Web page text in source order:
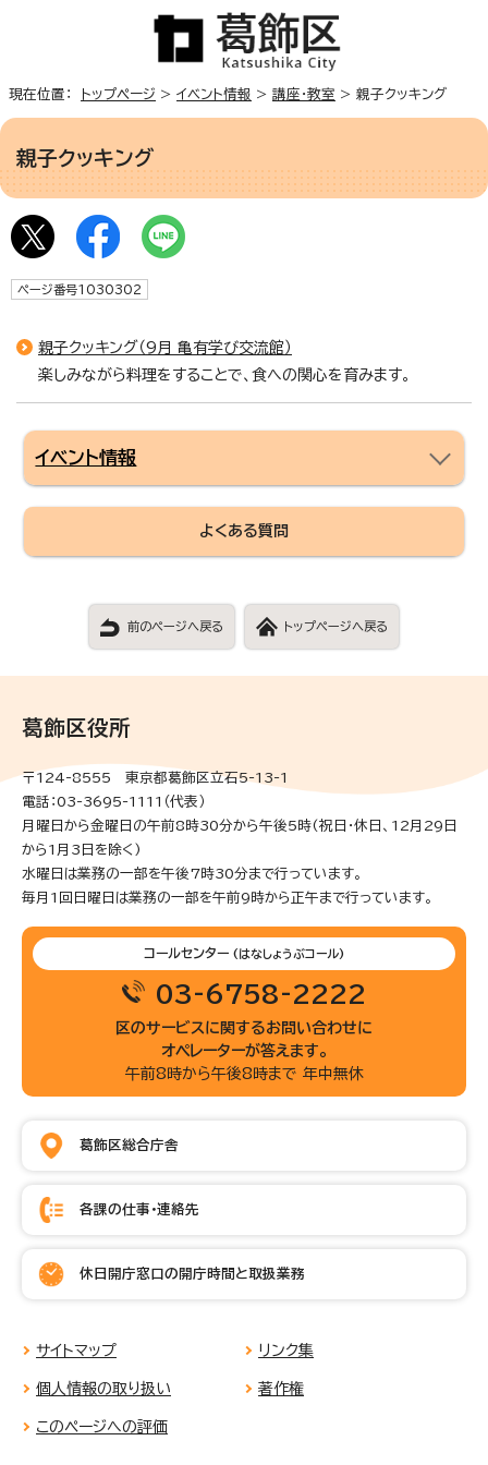
現在位置： トップページ > イベント情報 > 講座・教室 > 親子クッキング
親子クッキング
ページ番号1030302
親子クッキング（9月 亀有学び交流館）
楽しみながら料理をすることで、食への関心を育みます。
イベント情報
よくある質問
前のページへ戻る トップページへ戻る
葛飾区役所
〒124-8555 東京都葛飾区立石5-13-1
電話：03-3695-1111（代表）
月曜日から金曜日の午前8時30分から午後5時(祝日・休日、12月29日
から1月3日を除く)
水曜日は業務の一部を午後7時30分まで行っています。
毎月1回日曜日は業務の一部を午前9時から正午まで行っています。
コールセンター (はなしょうぶコール)
03-6758-2222
区のサービスに関するお問い合わせに
オペレーターが答えます。
午前8時から午後8時まで 年中無休
葛飾区総合庁舎
各課の仕事・連絡先
休日開庁窓口の開庁時間と取扱業務
サイトマップ リンク集
個人情報の取り扱い 著作権
このページへの評価